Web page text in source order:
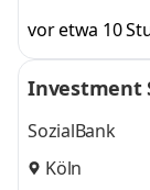
vor etwa 10
Investment
SozialBank
Köln